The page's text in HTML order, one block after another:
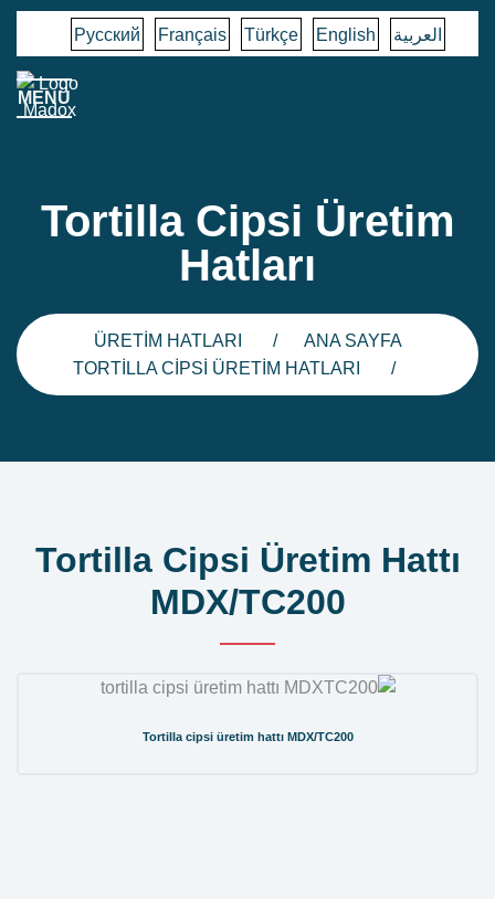
العربية English
Türkçe
Français
Русский
MENÜ
Tortilla Cipsi Üretim
Hatları
ANA SAYFA
ÜRETIM HATLARI
Tortilla Cipsi Üretim Hattı
MDX/TC200
Tortilla cipsi üretim hattı MDX/TC200